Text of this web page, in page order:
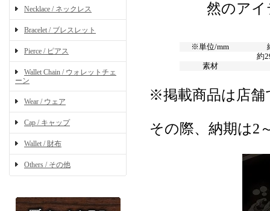
Necklace / ネックレス
Bracelet / ブレスレット
Pierce / ピアス
Wallet Chain / ウォレットチェ
ーン
Wear / ウェア
Cap / キャップ
Wallet / 財布
Others / その他
然のア
※単位/mm
約
素材
※掲載商品は店舗
その際、納期は2